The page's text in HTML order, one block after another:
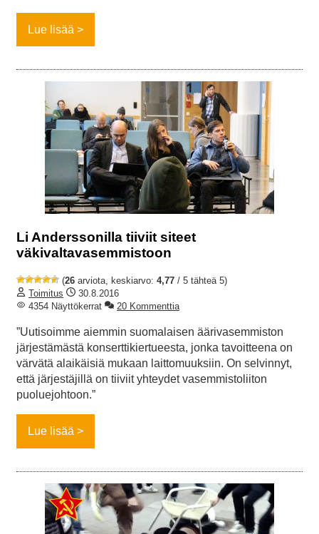
Lue lisää
Li Anderssonilla tiiviit siteet
väkivaltavasemmistoon
(26 arviota, keskiarvo: 4,77 / 5 tähteä 5)
Toimitus
30.8.2016
4354 Näyttökerrat
20 Kommenttia
”Uutisoimme aiemmin suomalaisen äärivasemmiston
järjestämästä konserttikiertueesta, jonka tavoitteena on
värvätä alaikäisiä mukaan laittomuuksiin. On selvinnyt,
että järjestäjillä on tiiviit yhteydet vasemmistoliiton
puoluejohtoon.”
Lue lisää